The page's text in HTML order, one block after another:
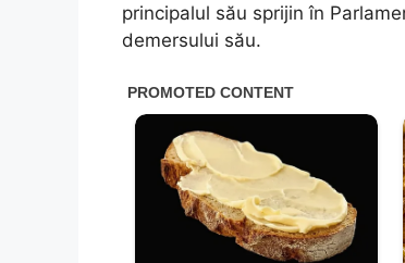
principalul său sprijin în
demersului său.